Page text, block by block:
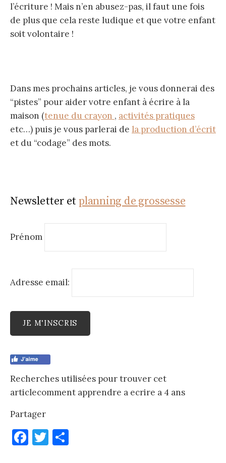
l’écriture ! Mais n’en abusez-pas, il faut une fois
de plus que cela reste ludique et que votre enfant
soit volontaire !
Dans mes prochains articles, je vous donnerai des
“pistes” pour aider votre enfant à écrire à la
maison (tenue du crayon , activités pratiques
etc…) puis je vous parlerai de la production d’écrit
et du “codage” des mots.
Newsletter et planning de grossesse
Prénom
Adresse email:
Recherches utilisées pour trouver cet
articlecomment apprendre a ecrire a 4 ans
Partager
F T